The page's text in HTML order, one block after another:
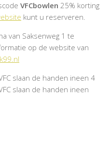
VFCbowlen 25% korting
kunt u reserveren.
van Saksenweg 1 te
op de website van